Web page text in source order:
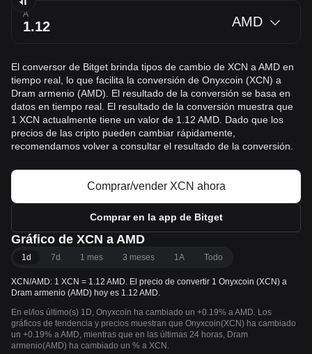
A AMD
El conversor de Bitget brinda tipos de cambio de XCN a AMD en
tiempo real, lo que facilita la conversión de Onyxcoin (XCN) a
Dram armenio (AMD). El resultado de la conversión se basa en
datos en tiempo real. El resultado de la conversión muestra que
1 XCN actualmente tiene un valor de 1.12 AMD. Dado que los
precios de las cripto pueden cambiar rápidamente,
recomendamos volver a consultar el resultado de la conversión.
Comprar/vender XCN ahora
Comprar en la app de Bitget
Gráfico de XCN a AMD
1d 7d 1 mes 3 meses 1A Todo
XCN/AMD: 1 XCN = 1.12 AMD. El precio de convertir 1 Onyxcoin (XCN) a
Dram armenio (AMD) hoy es 1.12 AMD.
En el/los último(s) 1D, Onyxcoin ha cambiado un +0.19% a AMD. Los
gráficos de tendencia y precios muestran que Onyxcoin(XCN) ha cambiado
un +0.19% a AMD, mientras que en las últimas 24 horas, Dram
armenio(AMD) ha cambiado un % a XCN.